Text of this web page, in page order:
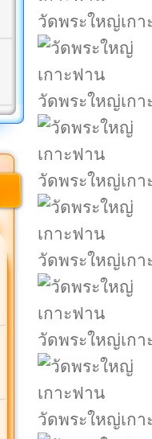
วัดพระใหญ่เกา
วัดพระใหญ่เกา
วัดพระใหญ่เกา
วัดพระใหญ่เกา
วัดพระใหญ่เกา
วัดพระใหญ่เกา